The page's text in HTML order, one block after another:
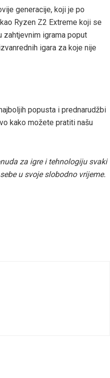
generacije, koji je po
Ryzen Z2 Extreme koji se
zahtjevnim igrama poput
igara za koje nije
popusta i prednarudžbi
kako možete pratiti našu
za igre i tehnologiju svaki
u svoje slobodno vrijeme.